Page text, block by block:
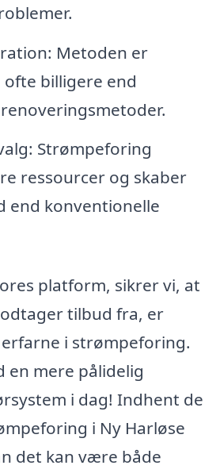
Metoden er
billigere end
Strømpeforing
ressourcer og skaber
end konventionelle
platform, sikrer vi, at
tilbud fra, er
i strømpeforing.
en mere pålidelig
i dag! Indhent de
i Ny Harløse
det kan være både